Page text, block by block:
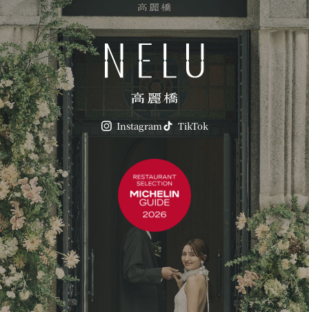
Instagram TikTok